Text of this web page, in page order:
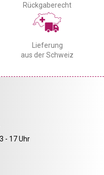
Rückgaberecht
Lieferung
aus der Schweiz
- 17 Uhr